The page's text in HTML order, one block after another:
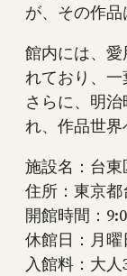
が、その作
館内には、
れており、
さらに、明
れ、作品世
施設名：台
住所：東京都
開館時間：
休館日：月曜
入館料：大人